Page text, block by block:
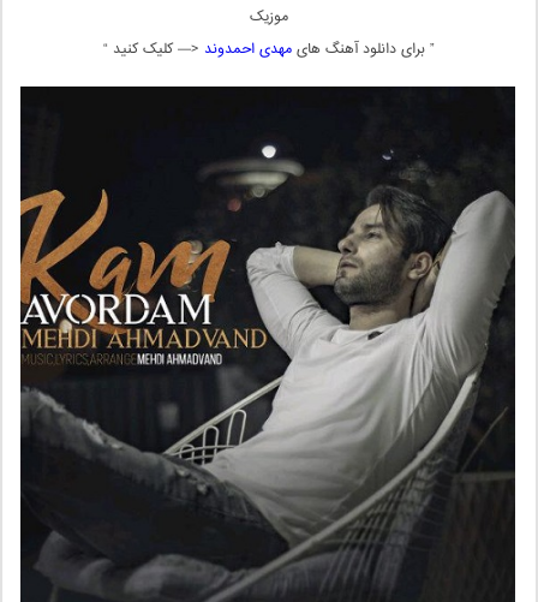
موزیک
” برای دانلود آهنگ هایمهدی احمدوند <— کلیک کنید “